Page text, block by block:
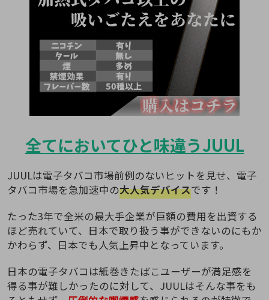
全てにおいてひと味違うJUUL
JUULは電子タバコ市場前例のないヒットを見せ、電子
タバコ市場を急加速中の大人気デバイスです！
たった3年で全米の最大手企業が巨額の費用を出資する
ほど売れていて、日本で取り扱う事ができないのにもか
かわらず、日本でも人気上昇中となっています。
日本の電子タバコは紙巻きたばこユーザーが満足感を
得る事が難しかったのに対して、JUULはそんな事をも